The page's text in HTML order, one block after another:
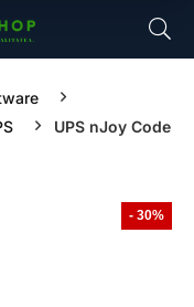
UPS nJoy Code
- 30%